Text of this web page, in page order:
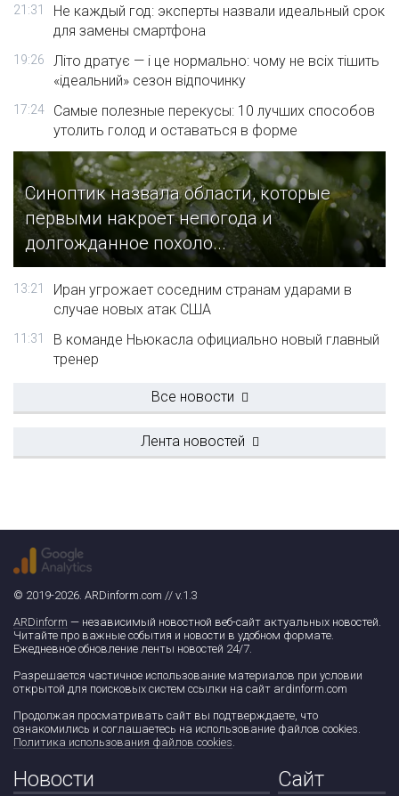
21:31
Не каждый год: эксперты назвали идеальный срок
для замены смартфона
19:26
Літо дратує — і це нормально: чому не всіх тішить
«ідеальний» сезон відпочинку
17:24
Самые полезные перекусы: 10 лучших способов
утолить голод и оставаться в форме
Синоптик назвала области, которые
первыми накроет непогода и
долгожданное похоло...
13:21
Иран угрожает соседним странам ударами в
случае новых атак США
11:31
В команде Ньюкасла официально новый главный
тренер
Все новости
Лента новостей
© 2019-2026. ARDinform.com // v.1.3
ARDinform — независимый новостной веб-сайт актуальных новостей.
Читайте про важные события и новости в удобном формате.
Ежедневное обновление ленты новостей 24/7.
Разрешается частичное использование материалов при условии
открытой для поисковых систем ссылки на сайт ardinform.com
Продолжая просматривать сайт вы подтверждаете, что
ознакомились и соглашаетесь на использование файлов cookies.
Политика использования файлов cookies.
Новости Сайт